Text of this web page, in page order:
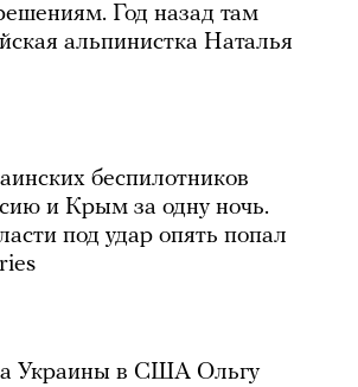
Год назад там
альпинистка Наталья
беспилотников
и Крым за одну ночь.
под удар опять попал
Украины в США Ольгу